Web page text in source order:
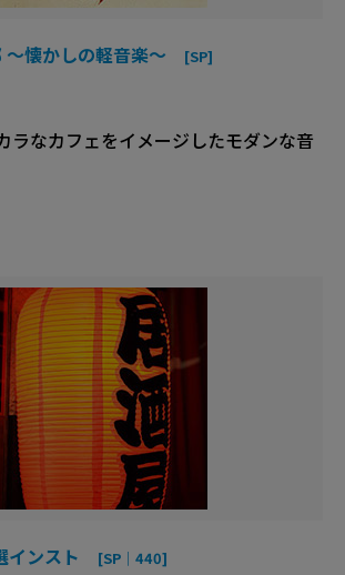
懐かしの軽音楽～ [SP]
ラなカフェをイメージしたモダンな音
インスト [SP｜440]